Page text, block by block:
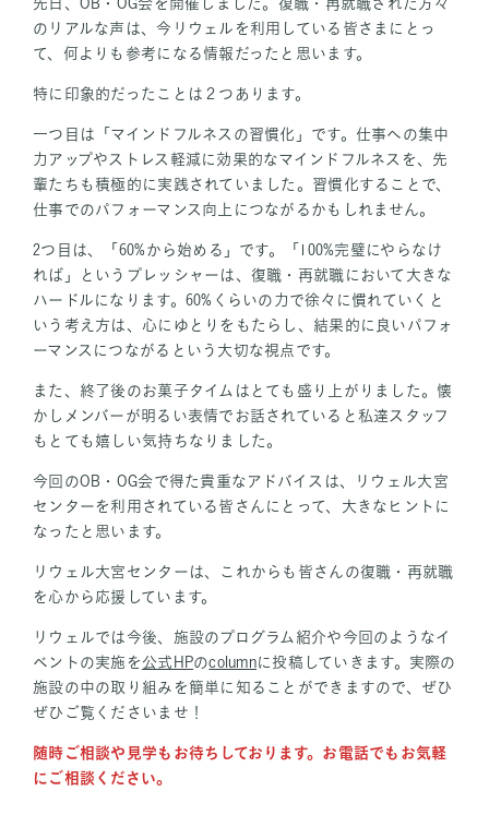
のリアルな声は、今リウェルを利用している皆さまにとっ
て、何よりも参考になる情報だったと思います。
特に印象的だったことは２つあります。
一つ目は「マインドフルネスの習慣化」です。仕事への集中
力アップやストレス軽減に効果的なマインドフルネスを、先
輩たちも積極的に実践されていました。習慣化することで、
仕事でのパフォーマンス向上につながるかもしれません。
2つ目は、「60%から始める」です。「100%完璧にやらなけ
れば」というプレッシャーは、復職・再就職において大きな
ハードルになります。60%くらいの力で徐々に慣れていくと
いう考え方は、心にゆとりをもたらし、結果的に良いパフォ
ーマンスにつながるという大切な視点です。
また、終了後のお菓子タイムはとても盛り上がりました。懐
かしメンバーが明るい表情でお話されていると私達スタッフ
もとても嬉しい気持ちなりました。
今回のOB・OG会で得た貴重なアドバイスは、リウェル大宮
センターを利用されている皆さんにとって、大きなヒントに
なったと思います。
リウェル大宮センターは、これからも皆さんの復職・再就職
を心から応援しています。
リウェルでは今後、施設のプログラム紹介や今回のようなイ
ベントの実施を公式HPのcolumnに投稿していきます。実際の
施設の中の取り組みを簡単に知ることができますので、ぜひ
ぜひご覧くださいませ！
随時ご相談や見学もお待ちしております。お電話でもお気軽
にご相談ください。